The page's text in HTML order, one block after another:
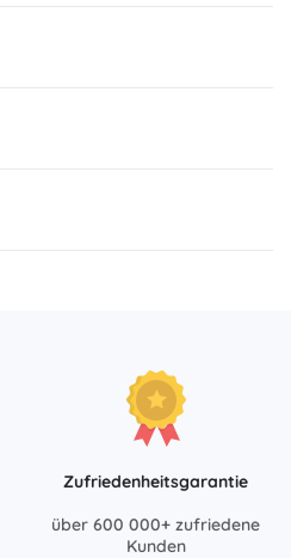
Zufriedenheitsgarantie
über 600 000+ zufriedene
Kunden